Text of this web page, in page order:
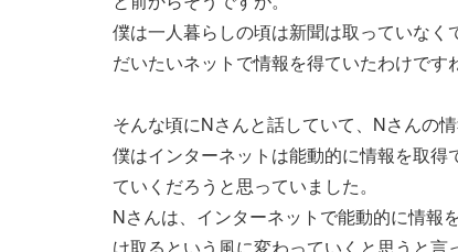
僕は一人暮らしの頃は新聞は取っていなく
だいたいネットで情報を得ていたわけです
そんな頃にNさんと話していて、Nさんの
僕はインターネットは能動的に情報を取
ていくだろうと思っていました。
Nさんは、インターネットで能動的に情報